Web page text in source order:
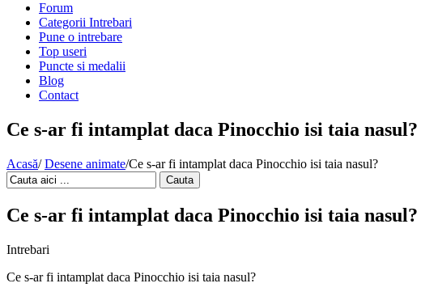
Forum
Categorii Intrebari
Pune o intrebare
Top useri
Puncte si medalii
Blog
Contact
Ce s-ar fi intamplat daca Pinocchio isi taia nasul?
Acasă/ Desene animate/Ce s-ar fi intamplat daca Pinocchio isi taia nasul?
Cauta
Ce s-ar fi intamplat daca Pinocchio isi taia nasul?
Intrebari
Ce s-ar fi intamplat daca Pinocchio isi taia nasul?